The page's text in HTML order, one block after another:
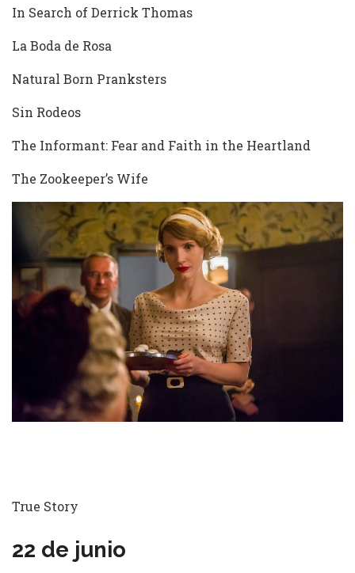
In Search of Derrick Thomas
La Boda de Rosa
Natural Born Pranksters
Sin Rodeos
The Informant: Fear and Faith in the Heartland
The Zookeeper’s Wife
True Story
22 de junio